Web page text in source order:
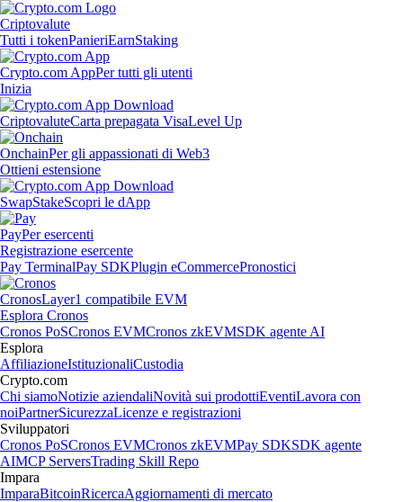
Criptovalute
Tutti i tokenPanieriEarnStaking
Crypto.com AppPer tutti gli utenti
Inizia
CriptovaluteCarta prepagata VisaLevel Up
OnchainPer gli appassionati di Web3
Ottieni estensione
SwapStakeScopri le dApp
PayPer esercenti
Registrazione esercente
Pay TerminalPay SDKPlugin eCommercePronostici
CronosLayer1 compatibile EVM
Esplora Cronos
Cronos PoSCronos EVMCronos zkEVMSDK agente AI
Esplora
AffiliazioneIstituzionaliCustodia
Crypto.com
Chi siamoNotizie aziendaliNovità sui prodottiEventiLavora con
noiPartnerSicurezzaLicenze e registrazioni
Sviluppatori
Cronos PoSCronos EVMCronos zkEVMPay SDKSDK agente
AIMCP ServersTrading Skill Repo
Impara
ImparaBitcoinRicercaAggiornamenti di mercato